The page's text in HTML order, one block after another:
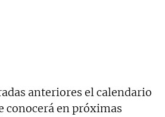
anteriores el calendario
conocerá en próximas